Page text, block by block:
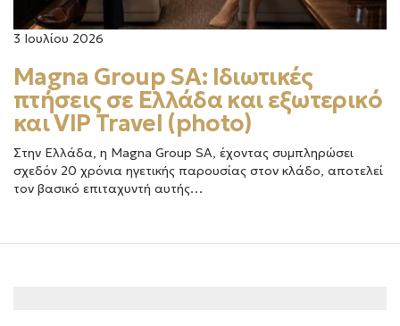
3 Ιουλίου 2026
Magna Group SA: Ιδιωτικές
πτήσεις σε Ελλάδα και εξωτερικό
και VIP Travel (photo)
Στην Ελλάδα, η Magna Group SA, έχοντας συμπληρώσει
σχεδόν 20 χρόνια ηγετικής παρουσίας στον κλάδο, αποτελεί
τον βασικό επιταχυντή αυτής…